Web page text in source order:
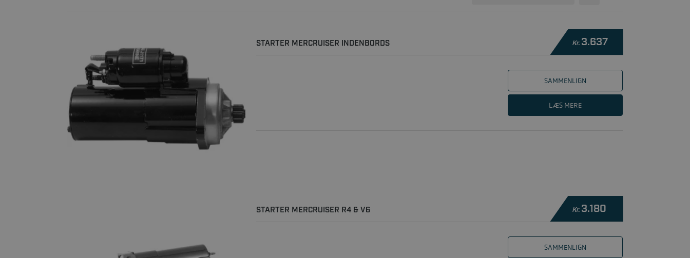
STARTER MERCRUISER INDENBORDS Kr. 3.637
SAMMENLIGN
LÆS MERE
STARTER MERCRUISER R4 & V6 Kr. 3.180
SAMMENLIGN